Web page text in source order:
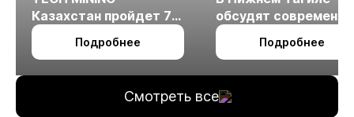
Казахстан пройдет 7
октября в Алматы
Подробнее
обсудят
технологии
измельчения
Подробнее
Смотреть все